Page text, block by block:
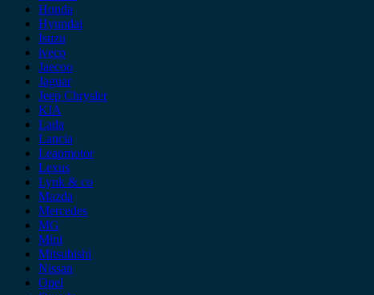
Honda
Hyundai
Isuzu
iveco
Jaecoo
Jaguar
Jeep Chrysler
KIA
Lada
Lancia
Leapmotor
Lexus
Lynk & co
Mazda
Mercedes
MG
Mini
Mitsubishi
Nissan
Opel